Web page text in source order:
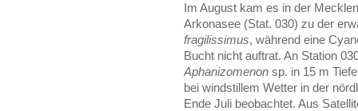
Im August kam es in der
Arkonasee (Stat. 030) zu der
fragilissimus, während eine
Bucht nicht auftrat. An Station
Aphanizomenon sp. in 15 m
bei windstillem Wetter in der
Ende Juli beobachtet. Aus